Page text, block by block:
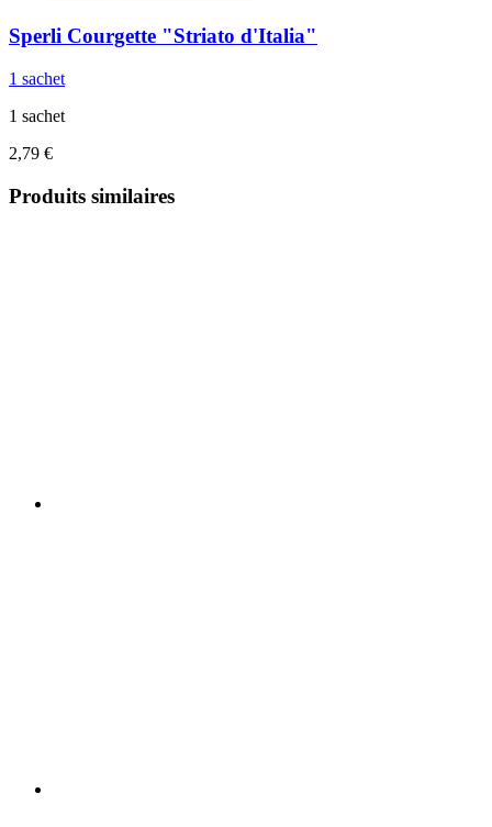
Sperli Courgette "Striato d'Italia"
1 sachet
1 sachet
2,79 €
Produits similaires